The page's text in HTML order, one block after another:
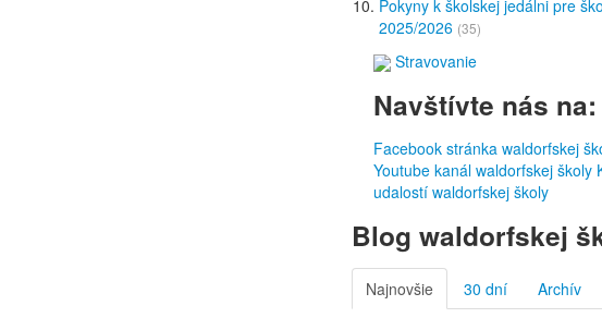
Pokyny k školskej jedálni pre
2025/2026 (35)
Stravovanie
Navštívte nás na:
Facebook stránka waldorfskej
Youtube kanál waldorfskej školy
udalostí waldorfskej školy
Blog waldorfskej
Najnovšie 30 dní Archív